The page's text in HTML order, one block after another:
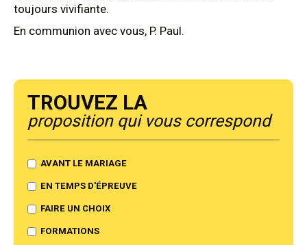
toujours vivifiante.
En communion avec vous, P. Paul.
Trouvez la
proposition qui vous correspond
AVANT LE MARIAGE
EN TEMPS D'ÉPREUVE
FAIRE UN CHOIX
FORMATIONS